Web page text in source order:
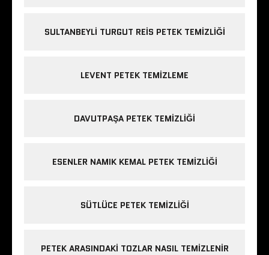
SULTANBEYLI TURGUT REIS PETEK TEMIZLIĞI
LEVENT PETEK TEMIZLEME
DAVUTPAŞA PETEK TEMIZLIĞI
ESENLER NAMIK KEMAL PETEK TEMIZLIĞI
SÜTLÜCE PETEK TEMIZLIĞI
PETEK ARASINDAKI TOZLAR NASIL TEMIZLENIR